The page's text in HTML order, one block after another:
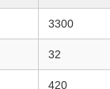
3300
32
420